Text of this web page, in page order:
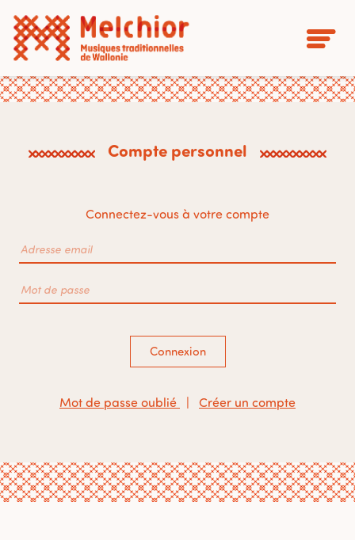
Compte personnel
Connectez-vous à votre compte
Connexion
Mot de passe oublié Créer un compte